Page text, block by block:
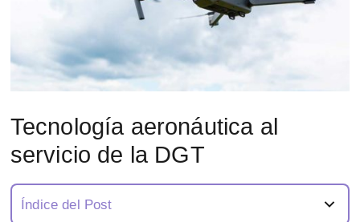
Tecnología aeronáutica al
servicio de la DGT
Índice del Post